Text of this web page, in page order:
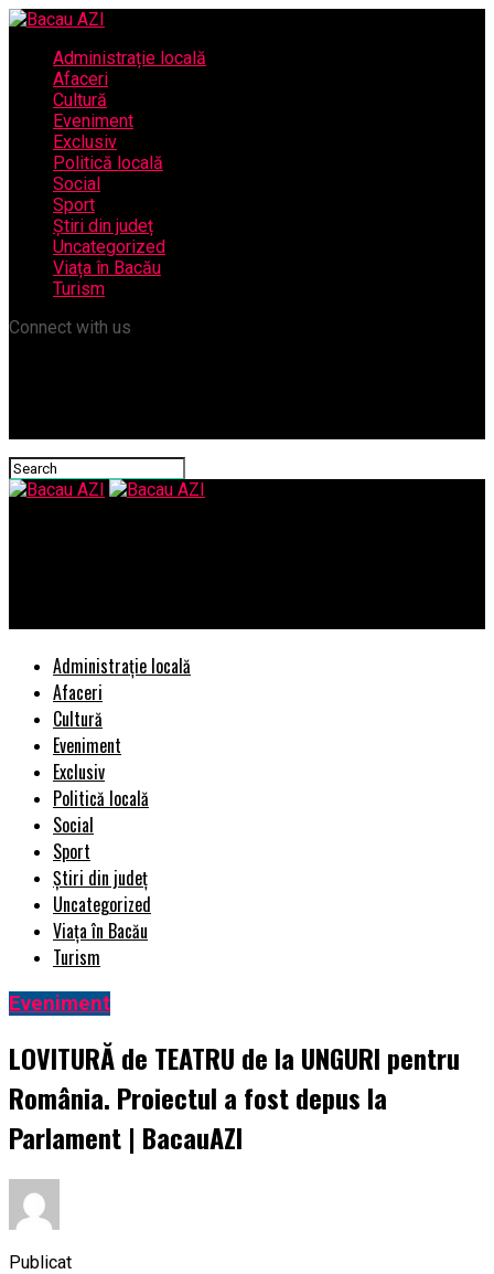
Administrație locală
Afaceri
Cultură
Eveniment
Exclusiv
Politică locală
Social
Sport
Știri din județ
Uncategorized
Viața în Bacău
Turism
Connect with us
Administrație locală
Afaceri
Cultură
Eveniment
Exclusiv
Politică locală
Social
Sport
Știri din județ
Uncategorized
Viața în Bacău
Turism
Eveniment
LOVITURĂ de TEATRU de la UNGURI pentru
România. Proiectul a fost depus la
Parlament | BacauAZI
Publicat